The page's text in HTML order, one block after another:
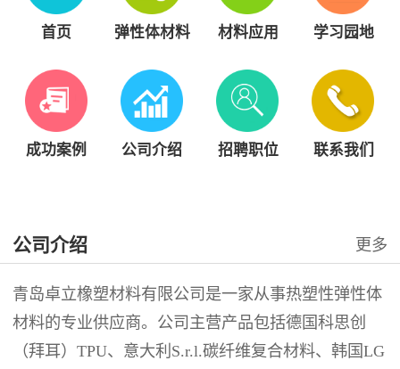
首页 弹性体材料 材料应用 学习园地
成功案例 公司介绍 招聘职位 联系我们
公司介绍 更多
青岛卓立橡塑材料有限公司是一家从事热塑性弹性体
材料的专业供应商。公司主营产品包括德国科思创
（拜耳）TPU、意大利S.r.l.碳纤维复合材料、韩国LG